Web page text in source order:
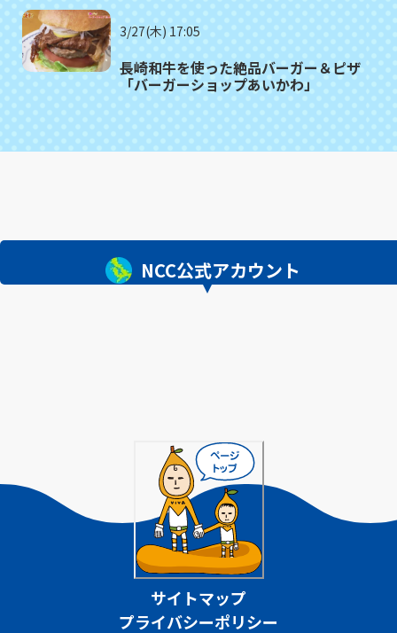
3/27(木) 17:05
長崎和牛を使った絶品バーガー＆ピザ
「バーガーショップあいかわ」
NCC公式アカウント
サイトマップ
プライバシーポリシー